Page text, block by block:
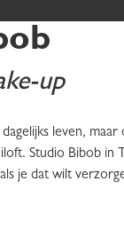
up
leven,
Studio Bibob
je dat wilt